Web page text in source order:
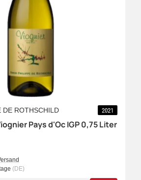
DE ROTHSCHILD 2021
Pays d'Oc IGP 0,75 Liter
(DE)